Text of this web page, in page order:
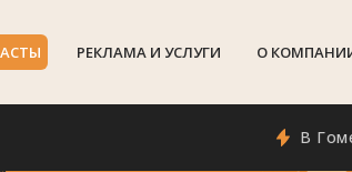
РЕКЛАМА И УСЛУГИ О
В Гомеле